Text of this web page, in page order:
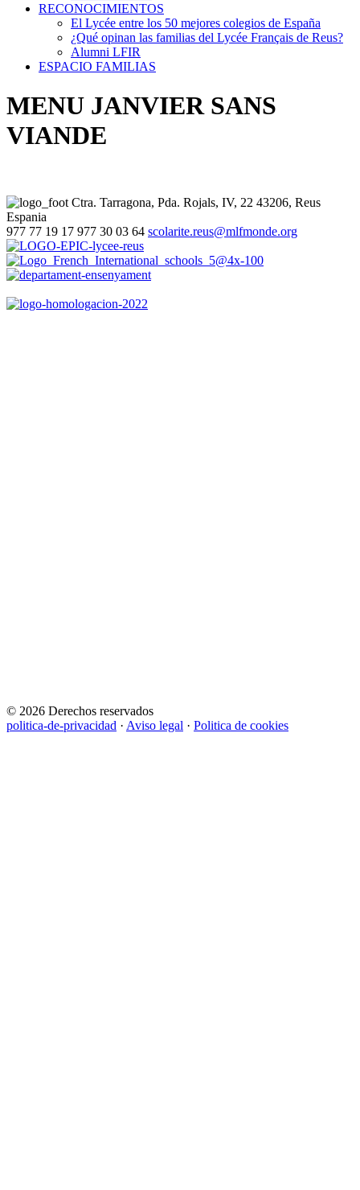
RECONOCIMIENTOS
El Lycée entre los 50 mejores colegios de España
¿Qué opinan las familias del Lycée Français de Reus?
Alumni LFIR
ESPACIO FAMILIAS
MENU JANVIER SANS
VIANDE
Ctra. Tarragona, Pda. Rojals, IV, 22 43206, Reus
Espania
977 77 19 17 977 30 03 64 scolarite.reus@mlfmonde.org
© 2026 Derechos reservados
politica-de-privacidad · Aviso legal · Politica de cookies